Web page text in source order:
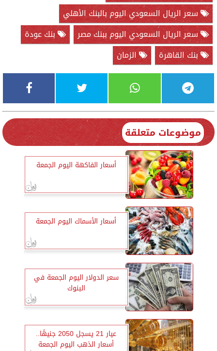
سعر الريال السعودي اليوم بالبنك الأهلي
سعر الريال السعودي اليوم ببنك مصر
بنك عودة
بنك القاهرة
الزمان
موضوعات متعلقة
أسعار الفاكهة اليوم الجمعة
أسعار الأسماك اليوم الجمعة
سعر الدولار اليوم الجمعة في
البنوك
عيار 21 يسجل 2050 جنيهًا..
أسعار الذهب اليوم الجمعة